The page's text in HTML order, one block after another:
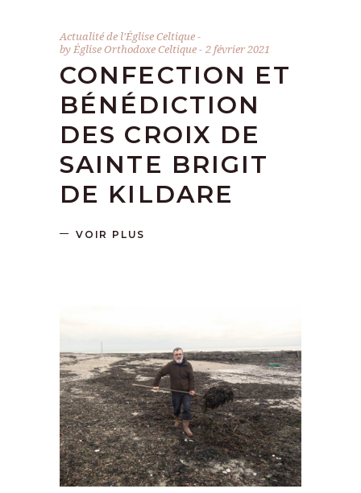
Actualité de l'Église Celtique
byÉglise Orthodoxe Celtique 2 février 2021
CONFECTION ET
BÉNÉDICTION
DES CROIX DE
SAINTE BRIGIT
DE KILDARE
VOIR PLUS